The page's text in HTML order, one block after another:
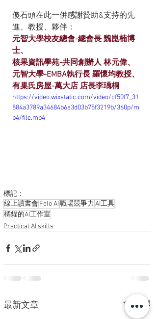
傻石頭在此一併感謝贊助&支持的先
進、教授、夥伴：
元智大學校友總會-總會長 魏崑楠博
士、
核果資訊學苑-共同創辦人 林元偉、
元智大學-EMBA執行長 羅懷均教授、
有巢氏房屋-萬大店 店長李瑀桐
https://video.wixstatic.com/video/cf50f7_31
884a3789a34684b6a3d03b75f3219b/360p/m
p4/file.mp4
標記：
線上讀書會 Felo AI職場競爭力 AI工具
橘貓的AI工作室
Practical AI skills
最新文章 查看全部